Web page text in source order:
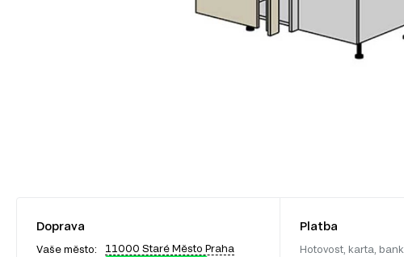
Doprava
Vaše město:
11000 Staré Město Praha
Platba
Hotovost, karta,